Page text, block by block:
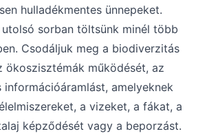
hulladékmentes ünnepeket.
utolsó sorban töltsünk minél több
Csodáljuk meg a biodiverzitás
ökoszisztémák működését, az
információáramlást, amelyeknek
a vizeket, a fákat, a
képződését vagy a beporzást.